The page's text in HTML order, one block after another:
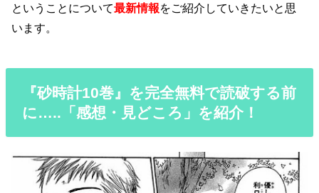
ということについて最新情報をご紹介していきたいと思
います。
『砂時計10巻』を完全無料で読破する前
に…..「感想・見どころ」を紹介！